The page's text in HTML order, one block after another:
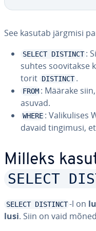
See kasutab järgmisi
SELECT DISTINCT :
suhtes soo­vi­takse
to­rit DISTINCT .
FROM : Määrake
asuvad.
WHERE : Va­li­ku­li­ses
da­vaid tingimusi,
Milleks
SELECT
SELECT DISTINCT -l on
lusi. Siin on vaid